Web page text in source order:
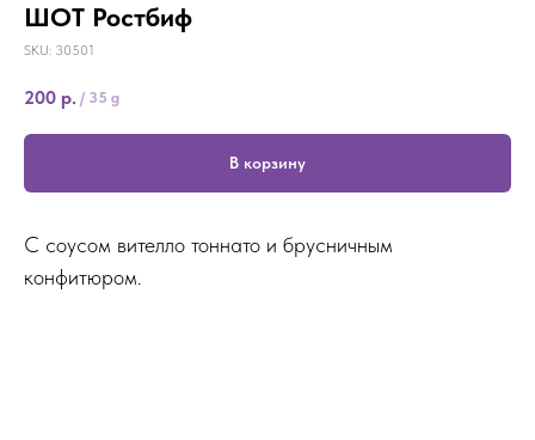
ШОТ Ростбиф
SKU: 30501
200 р. / 35 g
В корзину
С соусом вителло тоннато и брусничным
конфитюром.